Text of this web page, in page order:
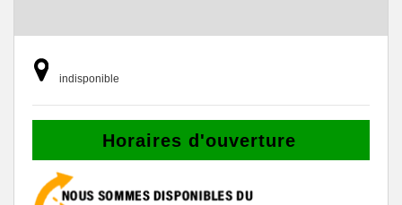
indisponible
Horaires d'ouverture